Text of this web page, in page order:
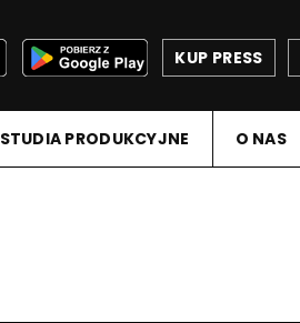
KUP PRESS
STUDIA PRODUKCYJNE O NAS